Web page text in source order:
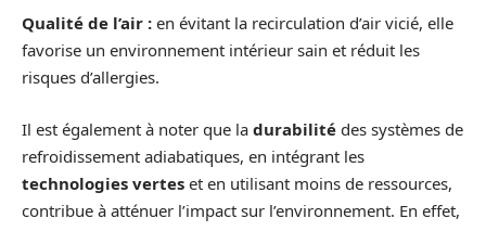
Qualité de l’air : en évitant la recirculation d’air vicié, elle
favorise un environnement intérieur sain et réduit les
risques d’allergies.
Il est également à noter que la durabilité des systèmes de
refroidissement adiabatiques, en intégrant les
technologies vertes et en utilisant moins de ressources,
contribue à atténuer l’impact sur l’environnement. En effet,